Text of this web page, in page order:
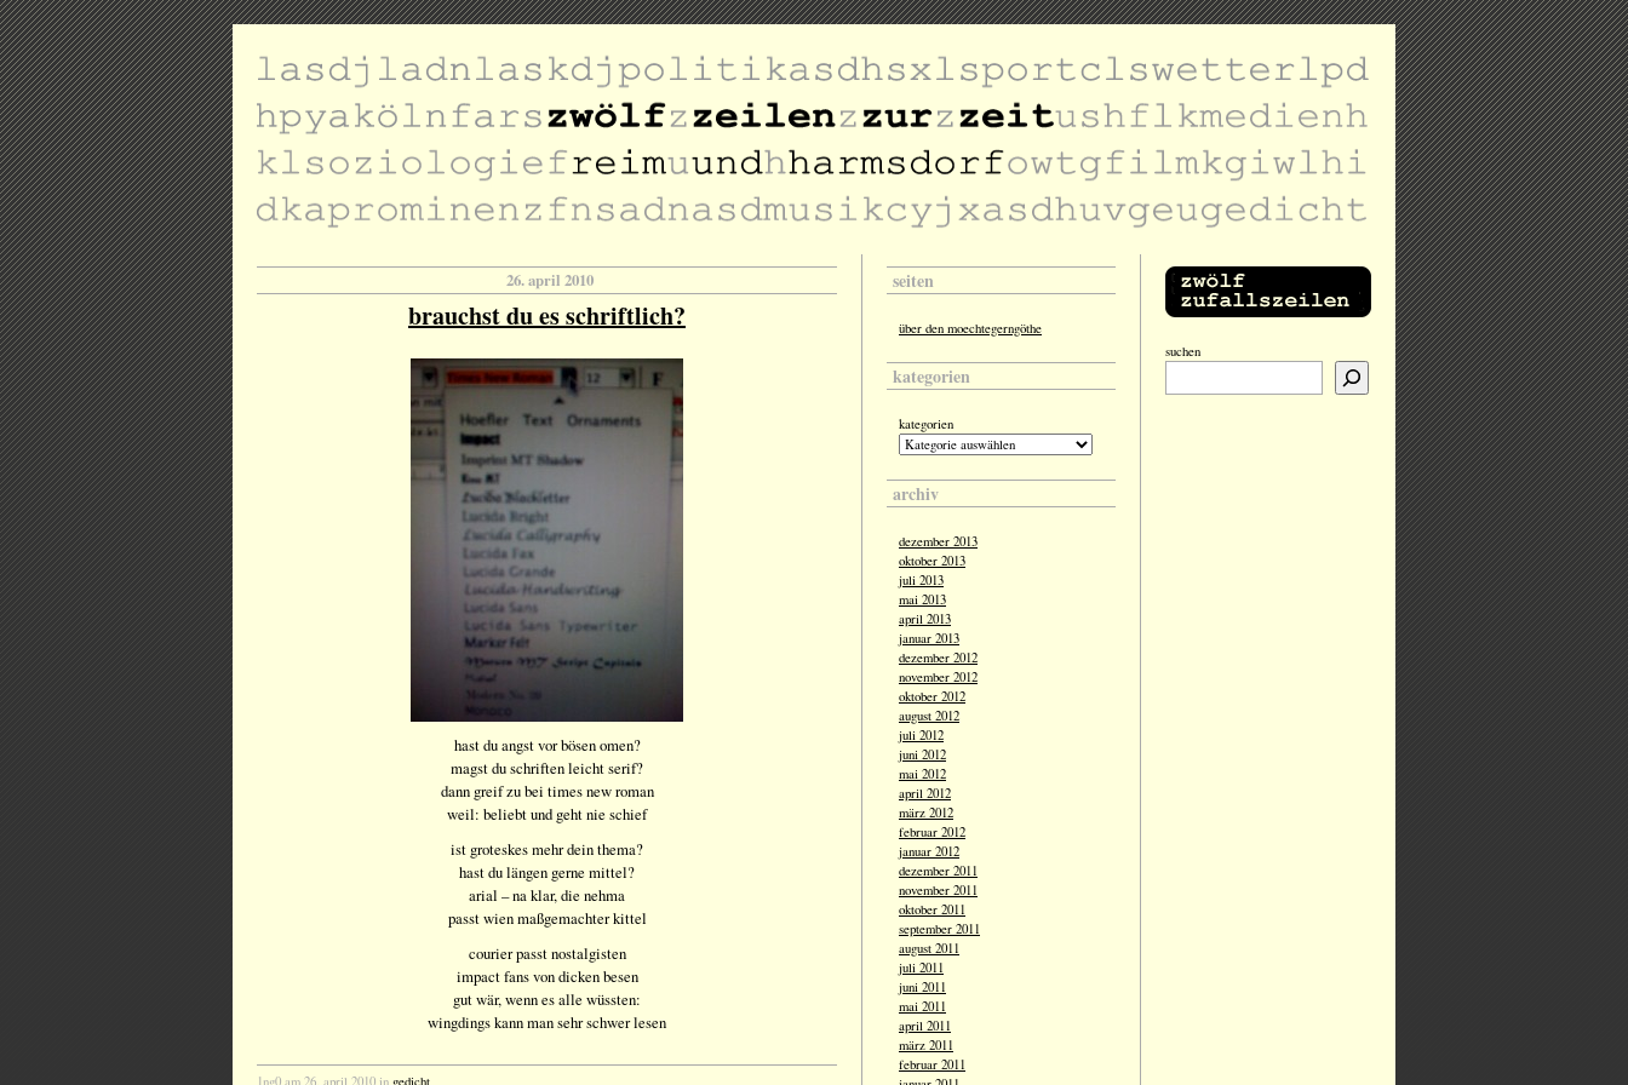
26. april 2010
brauchst du es schriftlich?
hast du angst vor bösen omen?
magst du schriften leicht serif?
dann greif zu bei times new roman
weil: beliebt und geht nie schief
ist groteskes mehr dein thema?
hast du längen gerne mittel?
arial – na klar, die nehma
passt wien maßgemachter kittel
courier passt nostalgisten
impact fans von dicken besen
gut wär, wenn es alle wüssten:
wingdings kann man sehr schwer lesen
1ng0 am 26. april 2010 in gedicht
seiten
über den moechtegerngöthe
kategorien
kategorien
archiv
dezember 2013
oktober 2013
juli 2013
mai 2013
april 2013
januar 2013
dezember 2012
november 2012
oktober 2012
august 2012
juli 2012
juni 2012
mai 2012
april 2012
märz 2012
februar 2012
januar 2012
dezember 2011
november 2011
oktober 2011
september 2011
august 2011
juli 2011
juni 2011
mai 2011
april 2011
märz 2011
februar 2011
suchen